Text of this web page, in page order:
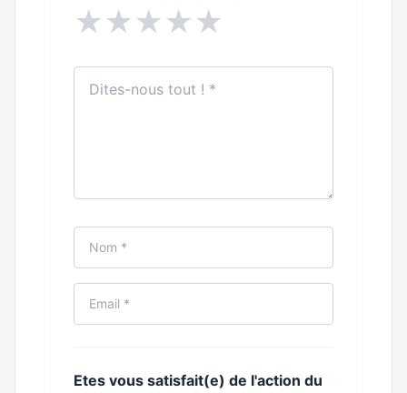
★★★★★
Etes vous satisfait(e) de l'action du